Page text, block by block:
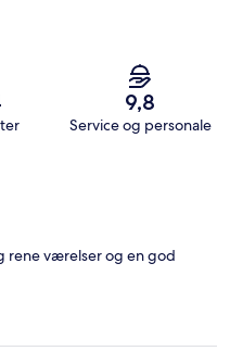
9,8
Service og personale
rene værelser og en god